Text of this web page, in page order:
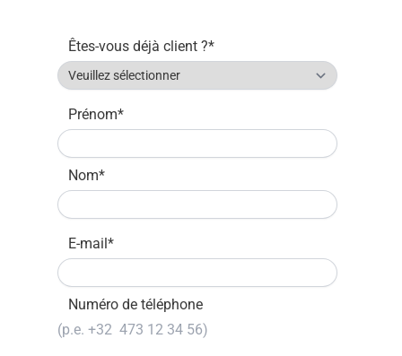
Êtes-vous déjà client ?*
Prénom*
Nom*
E-mail *
Numéro de téléphone